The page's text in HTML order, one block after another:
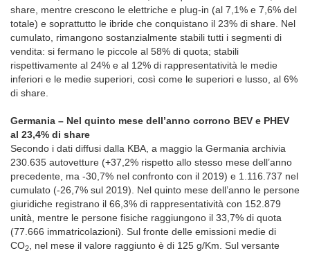
share, mentre crescono le elettriche e plug-in (al 7,1% e 7,6% del
totale) e soprattutto le ibride che conquistano il 23% di share. Nel
cumulato, rimangono sostanzialmente stabili tutti i segmenti di
vendita: si fermano le piccole al 58% di quota; stabili
rispettivamente al 24% e al 12% di rappresentatività le medie
inferiori e le medie superiori, così come le superiori e lusso, al 6%
di share.
Germania – Nel quinto mese dell’anno corrono BEV e PHEV
al 23,4% di share
Secondo i dati diffusi dalla KBA, a maggio la Germania archivia
230.635 autovetture (+37,2% rispetto allo stesso mese dell’anno
precedente, ma -30,7% nel confronto con il 2019) e 1.116.737 nel
cumulato (-26,7% sul 2019). Nel quinto mese dell’anno le persone
giuridiche registrano il 66,3% di rappresentatività con 152.879
unità, mentre le persone fisiche raggiungono il 33,7% di quota
(77.666 immatricolazioni). Sul fronte delle emissioni medie di
CO2
, nel mese il valore raggiunto è di 125 g/Km. Sul versante